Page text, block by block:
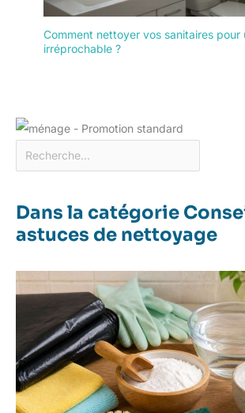
Comment nettoyer vos sanitaires pour
irréprochable ?
Dans la catégorie
astuces de nettoyage